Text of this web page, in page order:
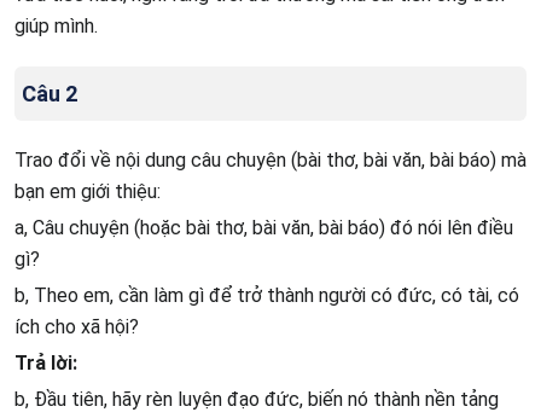
giúp mình.
Câu 2
Trao đổi về nội dung câu chuyện (bài thơ, bài văn, bài báo) mà
bạn em giới thiệu:
a, Câu chuyện (hoặc bài thơ, bài văn, bài báo) đó nói lên điều
gì?
b, Theo em, cần làm gì để trở thành người có đức, có tài, có
ích cho xã hội?
Trả lời:
b, Đầu tiên, hãy rèn luyện đạo đức, biến nó thành nền tảng